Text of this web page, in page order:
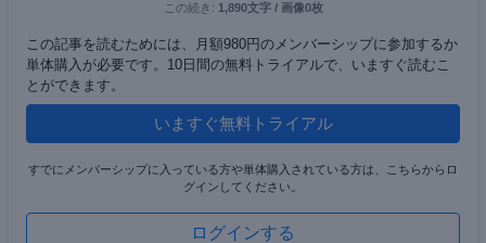
この続き: 1,890文字 / 画像0枚
この記事を読むためには、月額980円のメンバーシップに参加するか
単体購入が必要です。10日間の無料トライアルで、いますぐ読むこ
とができます。
いますぐ無料トライアル
すでにメンバーシップに入っている方や単体購入されている方は、こちらからロ
グインしてください。
ログインする